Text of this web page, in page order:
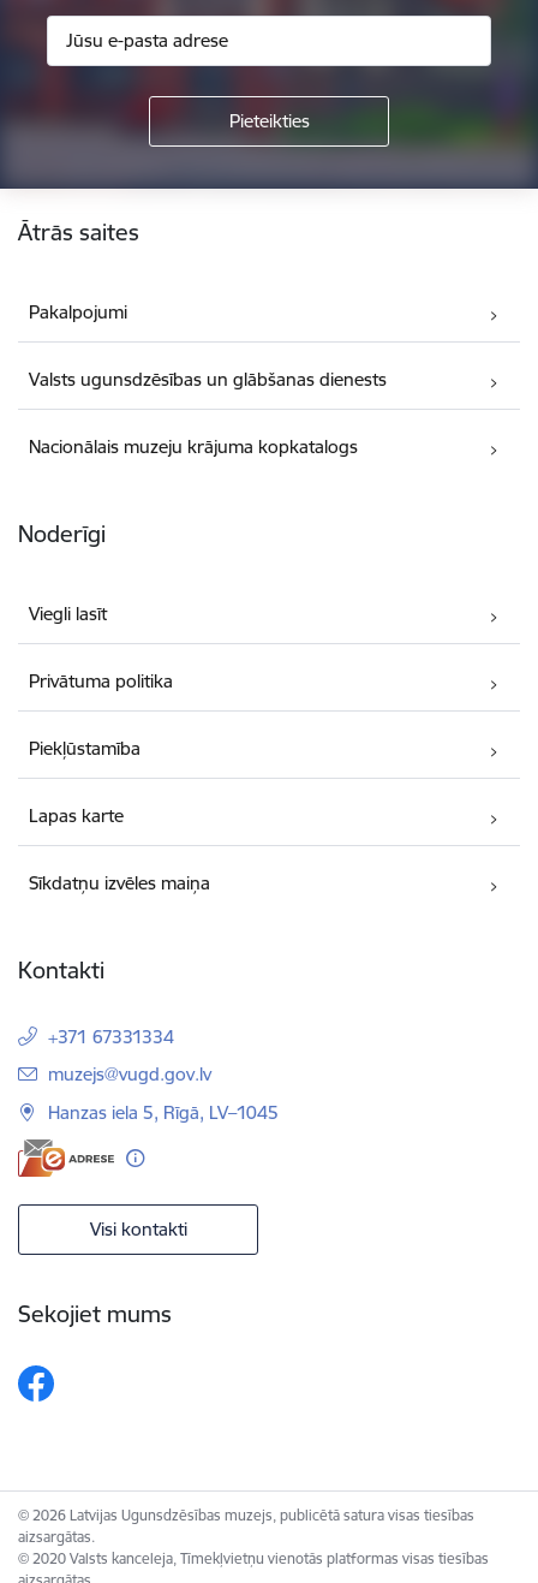
Ātrās saites
Pakalpojumi
Valsts ugunsdzēsības un glābšanas dienests
Nacionālais muzeju krājuma kopkatalogs
Noderīgi
Viegli lasīt
Privātuma politika
Piekļūstamība
Lapas karte
Sīkdatņu izvēles maiņa
Kontakti
+371 67331334
E-pasts:
muzejs@vugd.gov.lv
Hanzas iela 5, Rīgā, LV–1045
Visi kontakti
Sekojiet mums
© 2026 Latvijas Ugunsdzēsības muzejs, publicētā satura visas tiesības
aizsargātas.
© 2020 Valsts kanceleja, Tīmekļvietņu vienotās platformas visas tiesības